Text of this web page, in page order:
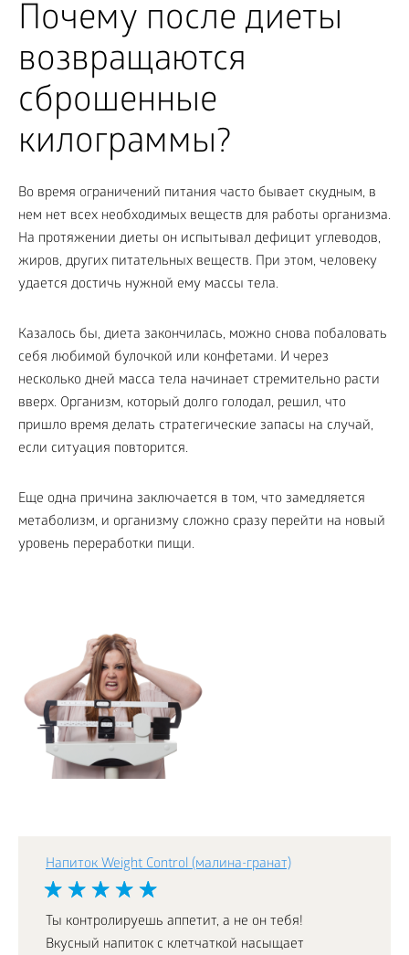
Почему после диеты
возвращаются
сброшенные
килограммы?
Во время ограничений питания часто бывает скудным, в
нем нет всех необходимых веществ для работы организма.
На протяжении диеты он испытывал дефицит углеводов,
жиров, других питательных веществ. При этом, человеку
удается достичь нужной ему массы тела.
Казалось бы, диета закончилась, можно снова побаловать
себя любимой булочкой или конфетами. И через
несколько дней масса тела начинает стремительно расти
вверх. Организм, который долго голодал, решил, что
пришло время делать стратегические запасы на случай,
если ситуация повторится.
Еще одна причина заключается в том, что замедляется
метаболизм, и организму сложно сразу перейти на новый
уровень переработки пищи.
Напиток Weight Control (малина-гранат)
Ты контролируешь аппетит, а не он тебя!
Вкусный напиток с клетчаткой насыщает